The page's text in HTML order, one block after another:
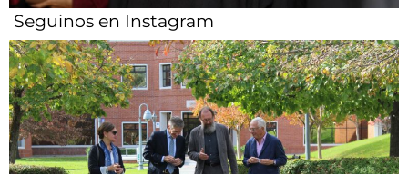
Seguinos en Instagram